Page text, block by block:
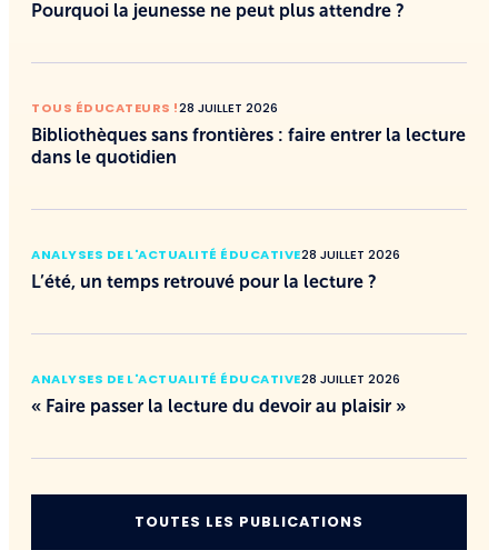
Pourquoi la jeunesse ne peut plus attendre ?
TOUS ÉDUCATEURS !28 JUILLET 2026
Bibliothèques sans frontières : faire entrer la lecture
dans le quotidien
ANALYSES DE L'ACTUALITÉ ÉDUCATIVE28 JUILLET 2026
L’été, un temps retrouvé pour la lecture ?
ANALYSES DE L'ACTUALITÉ ÉDUCATIVE28 JUILLET 2026
« Faire passer la lecture du devoir au plaisir »
TOUTES LES PUBLICATIONS